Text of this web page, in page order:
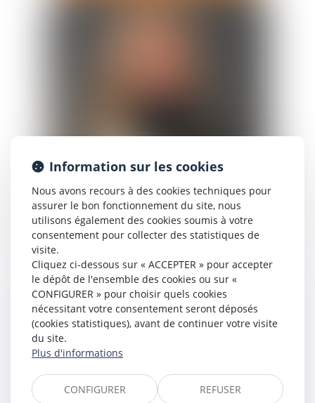
Ségolène MINARD
Avocat Associée
Information sur les cookies
Nous avons recours à des cookies techniques pour
assurer le bon fonctionnement du site, nous
utilisons également des cookies soumis à votre
consentement pour collecter des statistiques de
visite.
Cliquez ci-dessous sur « ACCEPTER » pour accepter
le dépôt de l'ensemble des cookies ou sur «
CONFIGURER » pour choisir quels cookies
nécessitant votre consentement seront déposés
(cookies statistiques), avant de continuer votre visite
du site.
Plus d'informations
CONFIGURER REFUSER